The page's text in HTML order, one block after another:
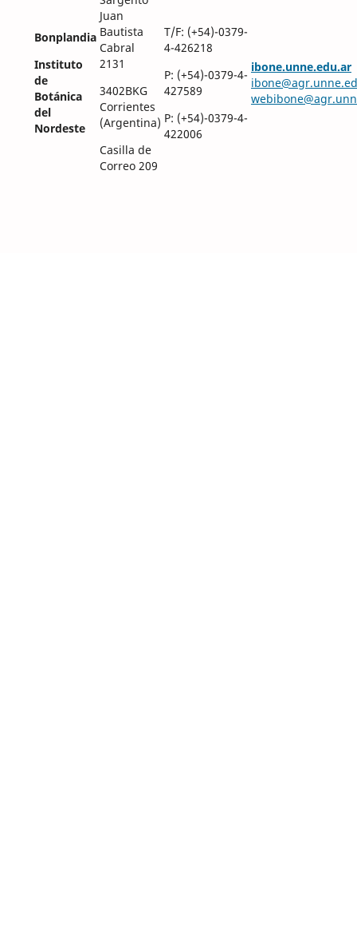
Bonplandia
Instituto
de
Botánica
del
Nordeste
Juan
Bautista
Cabral
2131
3402BKG
Corrientes
(Argentina)
Casilla de
Correo 209
T/F: (+54)-0379-
4-426218
P: (+54)-0379-4-
427589
P: (+54)-0379-4-
422006
ibone.unne.edu.ar